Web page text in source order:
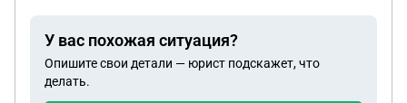
на холодную воду и водоканал начислял по
среднему тарифу по 1500 на человека это значит
3000 в месяц и сумма насчиталась к декабрю
У вас похожая ситуация?
Опишите свои детали — юрист подскажет, что
делать.